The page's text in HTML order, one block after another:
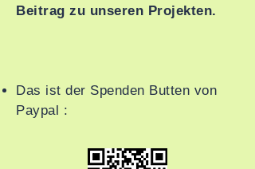
Beitrag zu unseren Projekten.
Das ist der Spenden Butten von
Paypal :